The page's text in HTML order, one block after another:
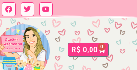
R$ 0,00 0